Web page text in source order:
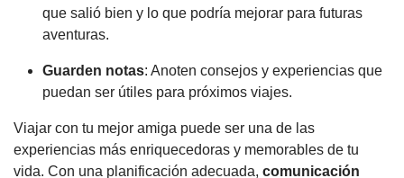
que salió bien y lo que podría mejorar para futuras
aventuras.
Guarden notas: Anoten consejos y experiencias que
puedan ser útiles para próximos viajes.
Viajar con tu mejor amiga puede ser una de las
experiencias más enriquecedoras y memorables de tu
vida. Con una planificación adecuada, comunicación